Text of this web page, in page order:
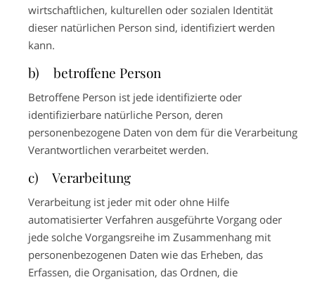
wirtschaftlichen, kulturellen oder sozialen Identität
dieser natürlichen Person sind, identifiziert werden
kann.
b) betroffene Person
Betroffene Person ist jede identifizierte oder
identifizierbare natürliche Person, deren
personenbezogene Daten von dem für die Verarbeitung
Verantwortlichen verarbeitet werden.
c) Verarbeitung
Verarbeitung ist jeder mit oder ohne Hilfe
automatisierter Verfahren ausgeführte Vorgang oder
jede solche Vorgangsreihe im Zusammenhang mit
personenbezogenen Daten wie das Erheben, das
Erfassen, die Organisation, das Ordnen, die